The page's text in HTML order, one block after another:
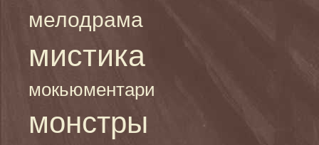
мелодрама
мистика
мокьюментари
монстры